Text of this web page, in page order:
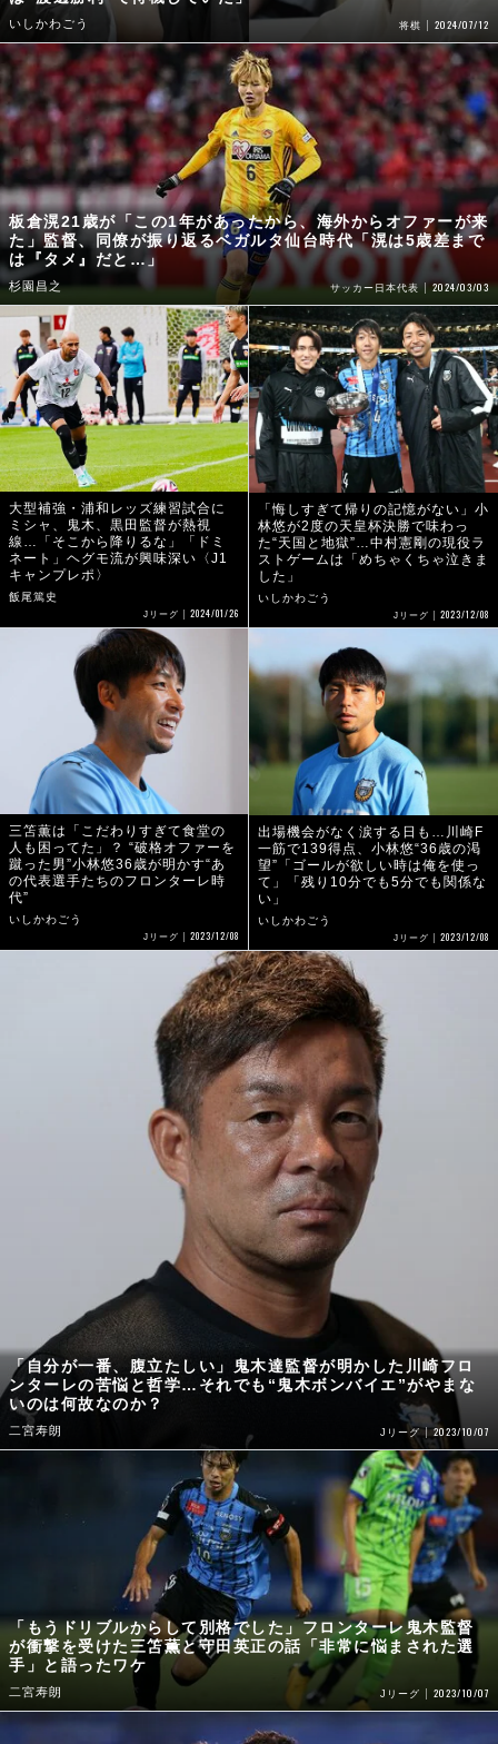
いしかわごう 将棋 2024/07/12
板倉滉21歳が「この1年があったから、海外からオファーが来
た」監督、同僚が振り返るベガルタ仙台時代「滉は5歳差まで
は『タメ』だと…」
杉園昌之 サッカー日本代表 2024/03/03
大型補強・浦和レッズ練習試合に
ミシャ、鬼木、黒田監督が熱視
線…「そこから降りるな」「ドミ
ネート」ヘグモ流が興味深い〈J1
キャンプレポ〉
飯尾篤史
Jリーグ 2024/01/26
「悔しすぎて帰りの記憶がない」小
林悠が2度の天皇杯決勝で味わっ
た“天国と地獄”…中村憲剛の現役ラ
ストゲームは「めちゃくちゃ泣きま
した」
いしかわごう
Jリーグ 2023/12/08
三笘薫は「こだわりすぎて食堂の
人も困ってた」？ “破格オファーを
蹴った男”小林悠36歳が明かす“あ
の代表選手たちのフロンターレ時
代”
いしかわごう
Jリーグ 2023/12/08
出場機会がなく涙する日も…川崎F
一筋で139得点、小林悠“36歳の渇
望”「ゴールが欲しい時は俺を使っ
て」「残り10分でも5分でも関係な
い」
いしかわごう
Jリーグ 2023/12/08
「自分が一番、腹立たしい」鬼木達監督が明かした川崎フロ
ンターレの苦悩と哲学…それでも“鬼木ボンバイエ”がやまな
いのは何故なのか？
二宮寿朗 Jリーグ 2023/10/07
「もうドリブルからして別格でした」フロンターレ鬼木監督
が衝撃を受けた三笘薫と守田英正の話「非常に悩まされた選
手」と語ったワケ
二宮寿朗 Jリーグ 2023/10/07